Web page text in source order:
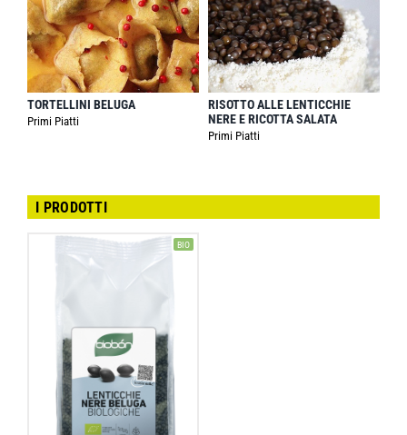
TORTELLINI BELUGA
Primi Piatti
RISOTTO ALLE LENTICCHIE
NERE E RICOTTA SALATA
Primi Piatti
I PRODOTTI
BIO